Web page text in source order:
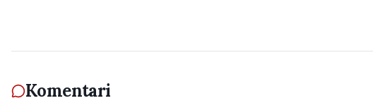
Komentari